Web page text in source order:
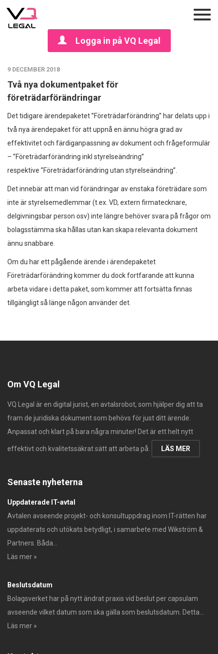
Logga in på VQ Legal
9 DECEMBER 2018
Två nya dokumentpaket för
företrädarförändringar
Det tidigare ärendepaketet ”Företrädarförändring” har delats upp i
två nya ärendepaket för att uppnå en ännu högra grad av
effektivitet och färdiganpassning av dokument och frågeformulär
– ”Företrädarförändring inkl styrelseändring”
respektive ”Företrädarförändring utan styrelseändring”.
Det innebär att man vid förändringar av enstaka företrädare som
inte är styrelsemedlemmar (t.ex. VD, extern firmatecknare,
delgivningsbar person osv) inte längre behöver svara på frågor om
bolagsstämma ska hållas utan kan skapa relevanta dokument
ännu snabbare.
Om du har ett pågående ärende i ärendepaketet
Företrädarförändring kommer du dock fortfarande att kunna
arbeta vidare i detta paket, som kommer att fortsätta finnas
tillgängligt så länge någon använder det.
Om VQ Legal
VQ Legal är en digital jurist, en avtalsrobot, som hjälper dig att ta
fram de juridiska dokument som behövs för just ditt ärende.
Anpassat och klart på bara några minuter! Det är ett helt nytt
effektivt och kvalitetssäkrat sätt att arbeta på. LÄS MER
Senaste nyheterna
Uppdaterade IT-avtal
Avtalen avseende projekt- och konsultuppdrag inom IT-rätten har
uppdaterats och utökats betydligt, i samarbete med Wikström &
Partners. Båda...
Läs mer »
Beslutsdatum
Bolagsverket har på nytt ändrat praxis vid beslut per capsulam
avseende vilket datum som ska gälla som beslutsdatum. Detta...
Läs mer »